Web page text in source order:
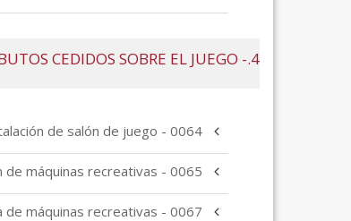
4.- TRIBUTOS CEDIDOS SOBRE EL JUEGO
0064 - Autorización para instalación de salón de juego
0065 - Renovación de guías de circulación de máquinas recreativas
0067 - Transferencia de máquinas recreativas